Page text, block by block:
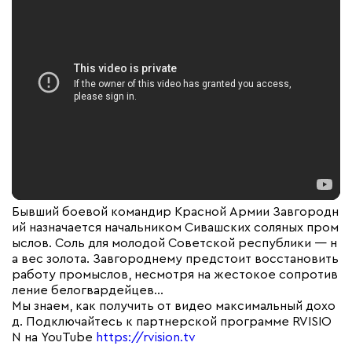
Бывший боевой командир Красной Армии Завгородн
ий назначается начальником Сивашских соляных пром
ыслов. Соль для молодой Советской республики — н
а вес золота. Завгороднему предстоит восстановить
работу промыслов, несмотря на жестокое сопротив
ление белогвардейцев…
Мы знаем, как получить от видео максимальный дохо
д. Подключайтесь к партнерской программе RVISIO
N на YouTube https://rvision.tv